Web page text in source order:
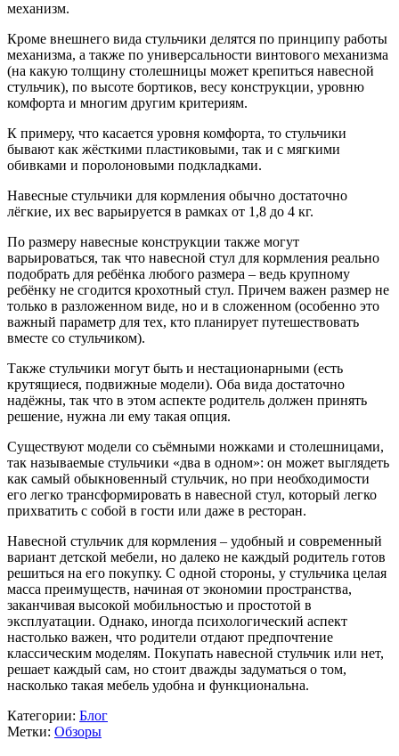
механизм.
Кроме внешнего вида стульчики делятся по принципу работы
механизма, а также по универсальности винтового механизма
(на какую толщину столешницы может крепиться навесной
стульчик), по высоте бортиков, весу конструкции, уровню
комфорта и многим другим критериям.
К примеру, что касается уровня комфорта, то стульчики
бывают как жёсткими пластиковыми, так и с мягкими
обивками и поролоновыми подкладками.
Навесные стульчики для кормления обычно достаточно
лёгкие, их вес варьируется в рамках от 1,8 до 4 кг.
По размеру навесные конструкции также могут
варьироваться, так что навесной стул для кормления реально
подобрать для ребёнка любого размера – ведь крупному
ребёнку не сгодится крохотный стул. Причем важен размер не
только в разложенном виде, но и в сложенном (особенно это
важный параметр для тех, кто планирует путешествовать
вместе со стульчиком).
Также стульчики могут быть и нестационарными (есть
крутящиеся, подвижные модели). Оба вида достаточно
надёжны, так что в этом аспекте родитель должен принять
решение, нужна ли ему такая опция.
Существуют модели со съёмными ножками и столешницами,
так называемые стульчики «два в одном»: он может выглядеть
как самый обыкновенный стульчик, но при необходимости
его легко трансформировать в навесной стул, который легко
прихватить с собой в гости или даже в ресторан.
Навесной стульчик для кормления – удобный и современный
вариант детской мебели, но далеко не каждый родитель готов
решиться на его покупку. С одной стороны, у стульчика целая
масса преимуществ, начиная от экономии пространства,
заканчивая высокой мобильностью и простотой в
эксплуатации. Однако, иногда психологический аспект
настолько важен, что родители отдают предпочтение
классическим моделям. Покупать навесной стульчик или нет,
решает каждый сам, но стоит дважды задуматься о том,
насколько такая мебель удобна и функциональна.
Категории: Блог
Метки: Обзоры